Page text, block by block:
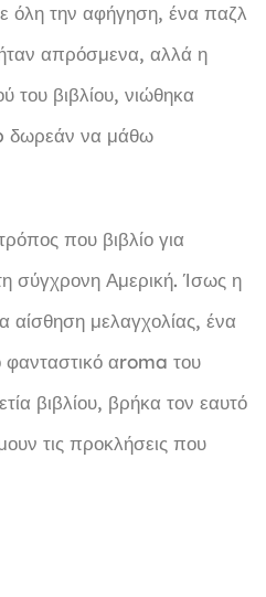
όλη την αφήγηση, ένα παζλ
ήταν απρόσμενα, αλλά η
βιβλίου, νιώθηκα
δωρεάν να μάθω
που βιβλίο για
σύγχρονη Αμερική. Ίσως η
αίσθηση μελαγχολίας, ένα
αroma του
βιβλίου, βρήκα τον εαυτό
τις προκλήσεις που